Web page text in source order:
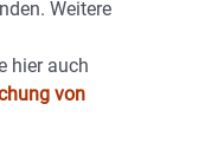
Weitere
hier auch
von